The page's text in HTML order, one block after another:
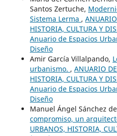
Santos Zertuche,
Sistema Lerma ,
HISTORIA, CULTURA Y
Anuario de Espacios
Diseño
Amir García Villalpando,
urbanismo. , ANUARIO
HISTORIA, CULTURA Y
Anuario de Espacios
Diseño
Manuel Ángel Sánchez
compromiso, un
URBANOS, HISTORIA,